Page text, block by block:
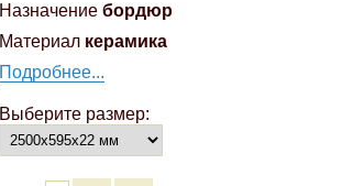
Назначение бордюр
Материал керамика
Подробнее...
Выберите размер: